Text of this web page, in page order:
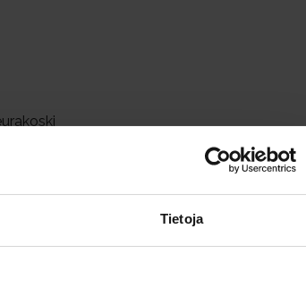
Tietoja